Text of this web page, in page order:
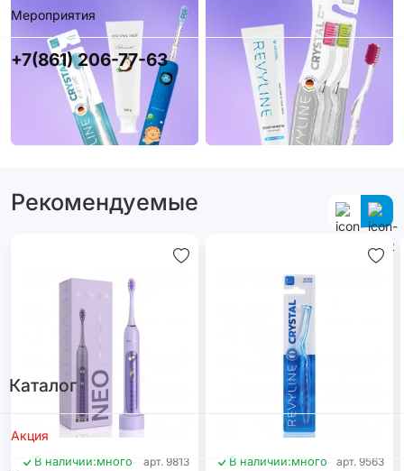
Мероприятия
+7(861) 206-77-63
Каталог
Акция
Рекомендуемые
В наличии:много арт. 9813 В наличии:много арт. 9563